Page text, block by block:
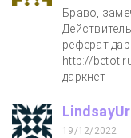
Браво,
реферат
http://
даркнет
19/12/2022